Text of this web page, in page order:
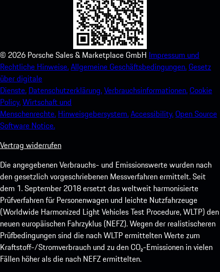
© 2026 Porsche Sales & Marketplace GmbH Impressum und
Rechtliche Hinweise.Allgemeine Geschäftsbedingungen.Gesetz
über digitale
Dienste. Datenschutzerklärung.Verbrauchsinformationen.Cookie
Policy.Wirtschaft und
Menschenrechte. Hinweisgebersystem.Accessibility.Open Source
Software Notice.
Vertrag widerrufen
Die angegebenen Verbrauchs- und Emissionswerte wurden nach
den gesetzlich vorgeschriebenen Messverfahren ermittelt. Seit
dem 1. September 2018 ersetzt das weltweit harmonisierte
Prüfverfahren für Personenwagen und leichte Nutzfahrzeuge
(Worldwide Harmonized Light Vehicles Test Procedure, WLTP) den
neuen europäischen Fahrzyklus (NEFZ). Wegen der realistischeren
Prüfbedingungen sind die nach WLTP ermittelten Werte zum
Kraftstoff-/Stromverbrauch und zu den CO₂-Emissionen in vielen
Fällen höher als die nach NEFZ ermittelten.